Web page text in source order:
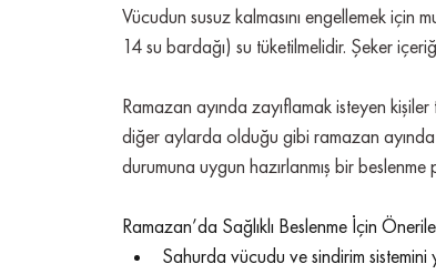
Vücudun susuz kalmasını engellemek için
14 su bardağı) su tüketilmelidir. Şeker
Ramazan ayında zayıflamak isteyen
diğer aylarda olduğu gibi ramazan
durumuna uygun hazırlanmış bir
Ramazan’da Sağlıklı Beslenme İçin
Sahurda vücudu ve sindirim